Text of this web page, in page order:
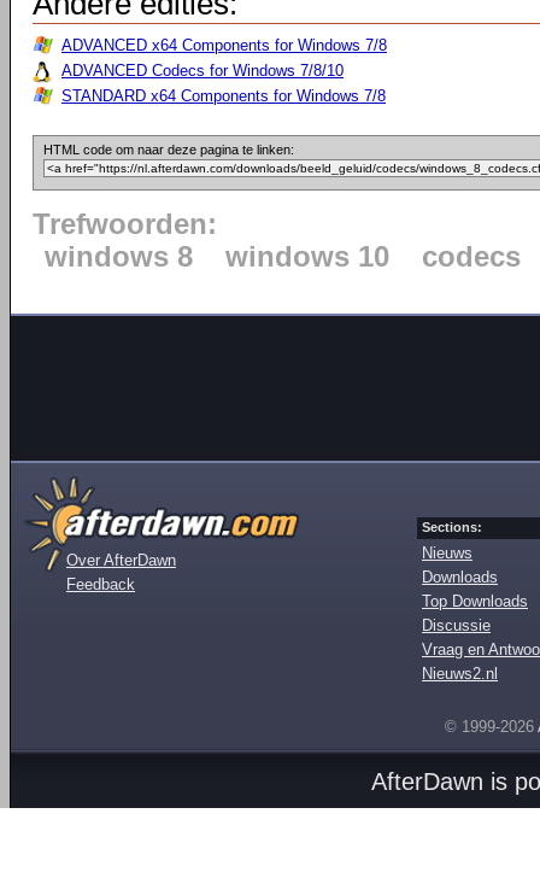
ADVANCED x64 Components for Windows 7/8
ADVANCED Codecs for Windows 7/8/10
STANDARD x64 Components for Windows 7/8
HTML code om naar deze pagina te linken:
Trefwoorden:
windows 8
windows 10 codecs
Over AfterDawn
Feedback
Sections:
Nieuws
Downloads
Top Downloads
Discussie
Vraag en
Nieuws2.nl
© 1999-2026
AfterDawn is